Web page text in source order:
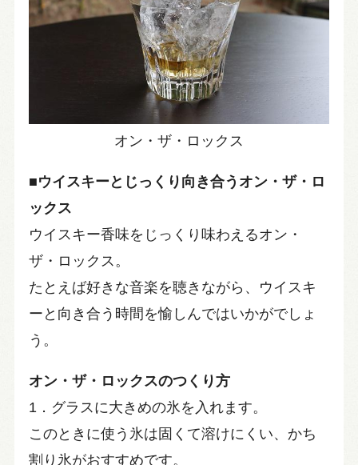
オン・ザ・ロックス
■ウイスキーとじっくり向き合うオン・ザ・ロ
ックス
ウイスキー香味をじっくり味わえるオン・
ザ・ロックス。
たとえば好きな音楽を聴きながら、ウイスキ
ーと向き合う時間を愉しんではいかがでしょ
う。
オン・ザ・ロックスのつくり方
1．グラスに大きめの氷を入れます。
このときに使う氷は固くて溶けにくい、かち
割り氷がおすすめです。